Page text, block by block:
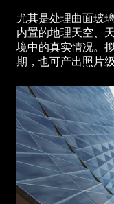
尤其是处理曲面玻
内置的地理天空、
境中的真实情况。
期，也可产出照片